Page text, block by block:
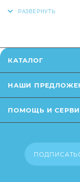
Легко и быстро
сайте (например,
влияющие на
свойства и иные
КАТАЛОГ
НАШИ
ПОМОЩЬ И